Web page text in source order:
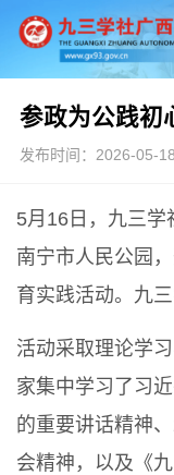
参政为公践初
发布时间：2026-05-18
5月16日，九三学
南宁市人民公园
育实践活动。九
活动采取理论学
家集中学习了习
的重要讲话精神
会精神，以及《